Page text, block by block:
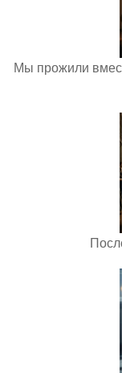
Мы прожили